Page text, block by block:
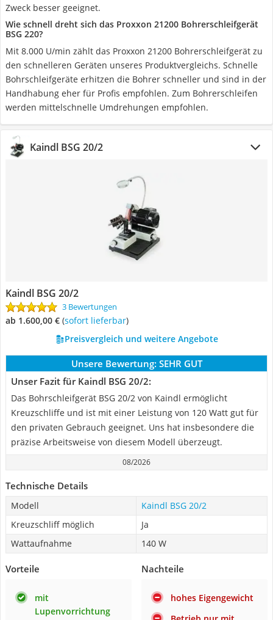
Zweck besser geeignet.
Wie schnell dreht sich das Proxxon 21200 Bohrerschleifgerät
BSG 220?
Mit 8.000 U/min zählt das Proxxon 21200 Bohrerschleifgerät zu
den schnelleren Geräten unseres Produktvergleichs. Schnelle
Bohrschleifgeräte erhitzen die Bohrer schneller und sind in der
Handhabung eher für Profis empfohlen. Zum Bohrerschleifen
werden mittelschnelle Umdrehungen empfohlen.
Kaindl BSG 20/2
Kaindl BSG 20/2
3 Bewertungen
ab 1.600,00 € ( Sofort lieferbar)
Preisvergleich und weitere Angebote
Unsere Bewertung: SEHR GUT
Unser Fazit für Kaindl BSG 20/2:
Das Bohrschleifgerät BSG 20/2 von Kaindl ermöglicht
Kreuzschliffe und ist mit einer Leistung von 120 Watt gut für
den privaten Gebrauch geeignet. Uns hat insbesondere die
präzise Arbeitsweise von diesem Modell überzeugt.
08/2026
Technische Details
Modell
Kaindl BSG 20/2
Kreuzschliff möglich
Ja
Wattaufnahme
140 W
Vorteile
mit
Lupenvorrichtung
Nachteile
hohes Eigengewicht